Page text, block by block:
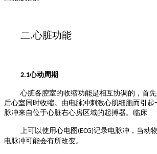
二.心脏功能
2.1心动周期
心脏各腔室的收缩功能是相互协调的，首
后心室同时收缩。由电脉冲刺激心肌细胞而引
脉冲来自位于心脏右心房区域的起搏器。临床
上可以使用心电图 (ECG)记录电脉冲，当动
电脉冲可能会有所改变。